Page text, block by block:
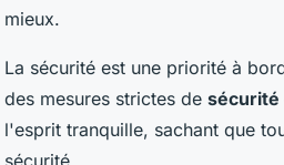
mieux.
La sécurité est une priorité à
des mesures strictes de sécurité
l'esprit tranquille, sachant que
sécurité.